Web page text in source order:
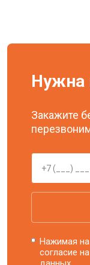
Нужна
Закажите
Нажимая на
согласие